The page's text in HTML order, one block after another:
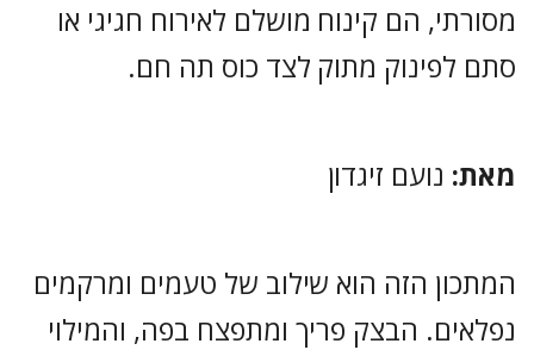
מסורתי, הם קינוח מושלם לאירוח חגיגי או
סתם לפינוק מתוק לצד כוס תה חם.
מאת: נועם זיגדון
המתכון הזה הוא שילוב של טעמים ומרקמים
נפלאים. הבצק פריך ומתפצח בפה, והמילוי